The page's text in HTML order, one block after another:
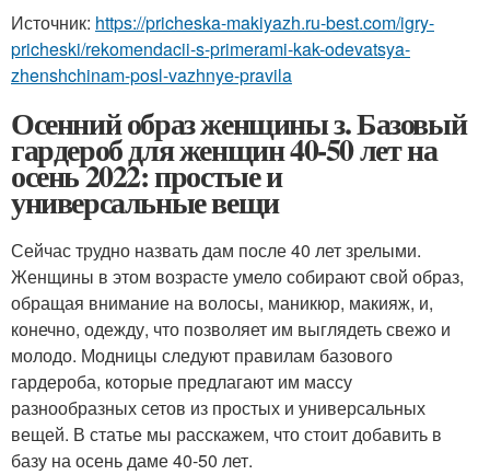
Источник: https://pricheska-makiyazh.ru-best.com/igry-
pricheski/rekomendacii-s-primerami-kak-odevatsya-
zhenshchinam-posl-vazhnye-pravila
Осенний образ женщины з. Базовый
гардероб для женщин 40-50 лет на
осень 2022: простые и
универсальные вещи
Сейчас трудно назвать дам после 40 лет зрелыми.
Женщины в этом возрасте умело собирают свой образ,
обращая внимание на волосы, маникюр, макияж, и,
конечно, одежду, что позволяет им выглядеть свежо и
молодо. Модницы следуют правилам базового
гардероба, которые предлагают им массу
разнообразных сетов из простых и универсальных
вещей. В статье мы расскажем, что стоит добавить в
базу на осень даме 40-50 лет.